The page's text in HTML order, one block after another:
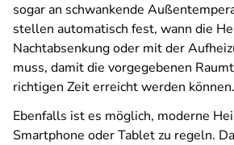
sogar an schwankende
stellen automatisch fest, wann die
Nachtabsenkung oder mit der
muss, damit die vorgegebenen
richtigen Zeit erreicht werden können.
Ebenfalls ist es möglich, moderne
Smartphone oder Tablet zu regeln.